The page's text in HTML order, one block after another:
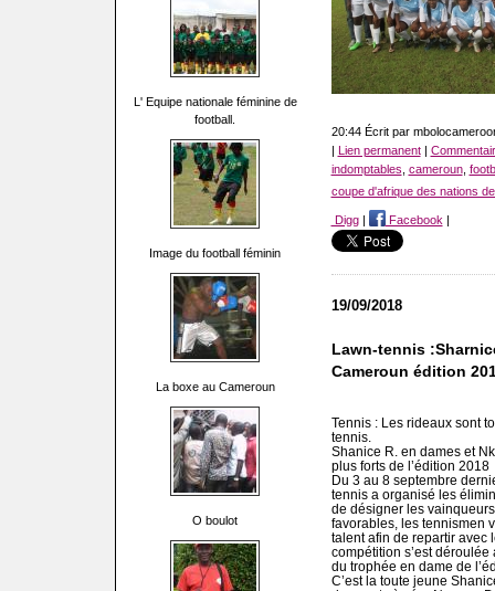
L' Equipe nationale féminine de
football.
Image du football féminin
La boxe au Cameroun
O boulot
20:44 Écrit par
| Lien permanent|
indomptables cameroun,
coupe d'afrique des nations
Digg| Facebook |
19/09/2018
Lawn-tennis
Cameroun édition
Tennis : Les rideaux sont
tennis.
Shanice R. en dames et
plus forts de l’édition 2018
Du 3 au 8 septembre
tennis a organisé les
de désigner les
favorables, les tennismen
talent afin de repartir avec
compétition s’est
du trophée en dame de
C’est la toute jeune